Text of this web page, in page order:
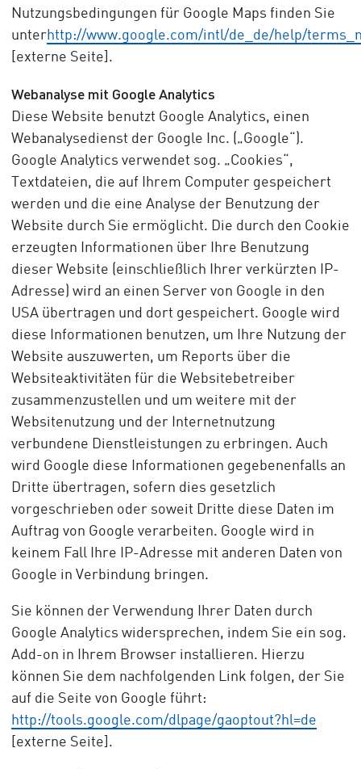
Nutzungsbedingungen für Google Maps finden Sie
unterhttp://www.google.com/intl/de_de/help/
[externe Seite].
Webanalyse mit Google Analytics
Diese Website benutzt Google Analytics, einen
Webanalysedienst der Google Inc. („Google“).
Google Analytics verwendet sog. „Cookies“,
Textdateien, die auf Ihrem Computer gespeichert
werden und die eine Analyse der Benutzung der
Website durch Sie ermöglicht. Die durch den Cookie
erzeugten Informationen über Ihre Benutzung
dieser Website (einschließlich Ihrer verkürzten IP-
Adresse) wird an einen Server von Google in den
USA übertragen und dort gespeichert. Google wird
diese Informationen benutzen, um Ihre Nutzung der
Website auszuwerten, um Reports über die
Websiteaktivitäten für die Websitebetreiber
zusammenzustellen und um weitere mit der
Websitenutzung und der Internetnutzung
verbundene Dienstleistungen zu erbringen. Auch
wird Google diese Informationen gegebenenfalls an
Dritte übertragen, sofern dies gesetzlich
vorgeschrieben oder soweit Dritte diese Daten im
Auftrag von Google verarbeiten. Google wird in
keinem Fall Ihre IP-Adresse mit anderen Daten von
Google in Verbindung bringen.
Sie können der Verwendung Ihrer Daten durch
Google Analytics widersprechen, indem Sie ein sog.
Add-on in Ihrem Browser installieren. Hierzu
können Sie dem nachfolgenden Link folgen, der Sie
auf die Seite von Google führt:
http://tools.google.com/dlpage/gaoptout?hl=de
[externe Seite].